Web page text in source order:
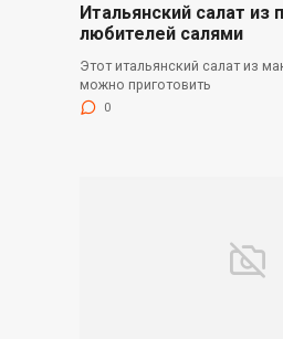
Итальянский салат из
любителей салями
Этот итальянский салат из
можно приготовить
0